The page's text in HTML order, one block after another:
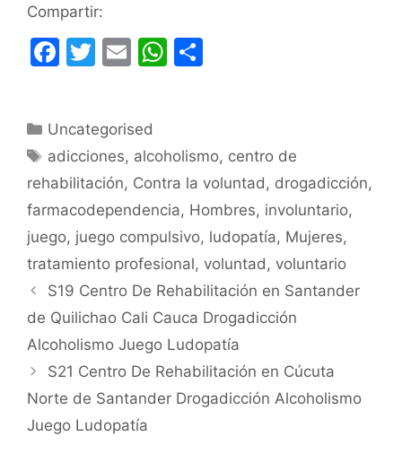
Compartir:
F
e
b
o
o
k
T
er
E
l
W
A
p
p
ar
tir
Categorías
Uncategorised
Etiquetas
adicciones, alcoholismo, centro de
rehabilitación, Contra la voluntad, drogadicción,
farmacodependencia, Hombres, involuntario,
juego, juego compulsivo, ludopatía, Mujeres,
tratamiento profesional, voluntad, voluntario
S19 Centro De Rehabilitación en Santander
de Quilichao Cali Cauca Drogadicción
Alcoholismo Juego Ludopatía
S21 Centro De Rehabilitación en Cúcuta
Norte de Santander Drogadicción Alcoholismo
Juego Ludopatía